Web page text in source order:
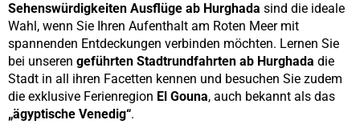
Sehenswürdigkeiten Ausflüge ab Hurghada sind die ideale
Wahl, wenn Sie Ihren Aufenthalt am Roten Meer mit
spannenden Entdeckungen verbinden möchten. Lernen Sie
bei unseren geführten Stadtrundfahrten ab Hurghada die
Stadt in all ihren Facetten kennen und besuchen Sie zudem
die exklusive Ferienregion El Gouna, auch bekannt als das
„ägyptische Venedig“.